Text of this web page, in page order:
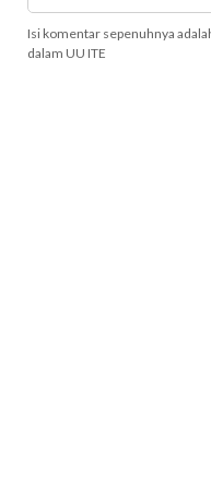
Isi komentar sepenuhnya
dalam UU ITE